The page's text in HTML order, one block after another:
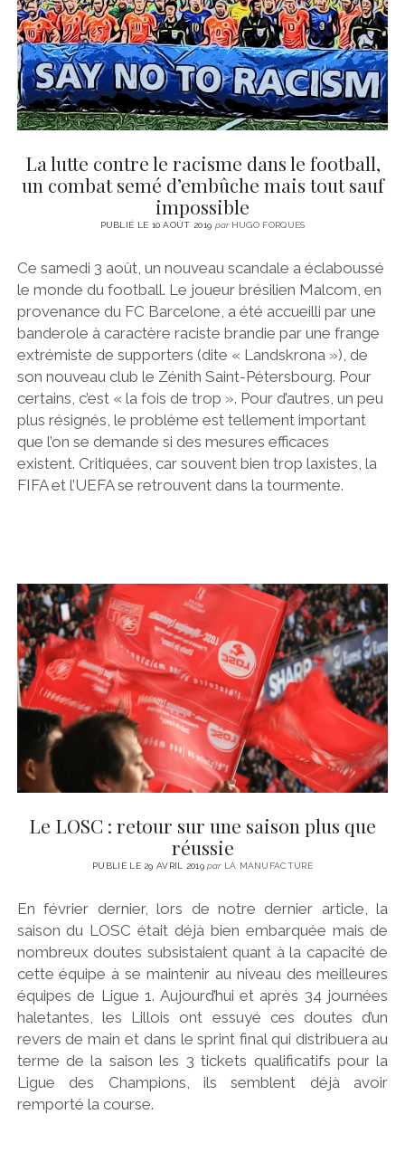
La lutte contre le racisme dans le football,
un combat semé d’embûche mais tout sauf
impossible
PUBLIÉ LE 10 AOÛT 2019 parHUGO FORQUES
Ce samedi 3 août, un nouveau scandale a éclaboussé
le monde du football. Le joueur brésilien Malcom, en
provenance du FC Barcelone, a été accueilli par une
banderole à caractère raciste brandie par une frange
extrémiste de supporters (dite « Landskrona »), de
son nouveau club le Zénith Saint-Pétersbourg. Pour
certains, c’est « la fois de trop ». Pour d’autres, un peu
plus résignés, le problème est tellement important
que l’on se demande si des mesures efficaces
existent. Critiquées, car souvent bien trop laxistes, la
FIFA et l’UEFA se retrouvent dans la tourmente.
Le LOSC : retour sur une saison plus que
réussie
PUBLIÉ LE 29 AVRIL 2019parLA MANUFACTURE
En février dernier, lors de notre dernier article, la
saison du LOSC était déjà bien embarquée mais de
nombreux doutes subsistaient quant à la capacité de
cette équipe à se maintenir au niveau des meilleures
équipes de Ligue 1. Aujourd’hui et après 34 journées
haletantes, les Lillois ont essuyé ces doutes d’un
revers de main et dans le sprint final qui distribuera au
terme de la saison les 3 tickets qualificatifs pour la
Ligue des Champions, ils semblent déjà avoir
remporté la course.